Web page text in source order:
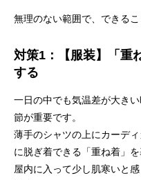
無理のない範囲で、できる
対策1：【服装】「重
する
一日の中でも気温差が大き
節が重要です。
薄手のシャツの上にカーデ
に脱ぎ着できる「重ね着」を
屋内に入って少し肌寒いと